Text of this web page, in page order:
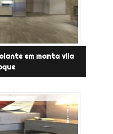
em manta vila